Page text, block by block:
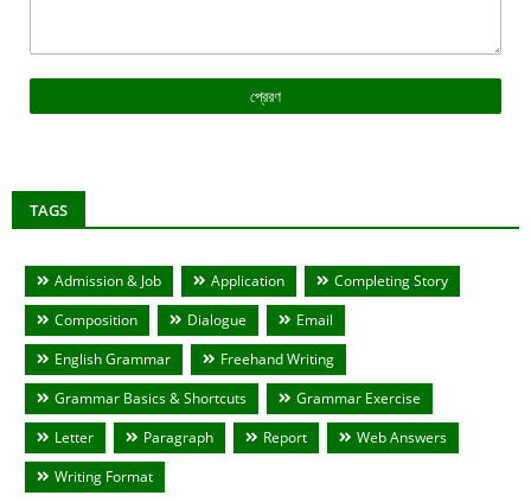
TAGS
Admission & Job Application
Completing Story
Composition
Dialogue
Email
English Grammar
Freehand Writing
Grammar Basics & Shortcuts
Grammar Exercise
Letter
Paragraph Report
Web Answers
Writing Format